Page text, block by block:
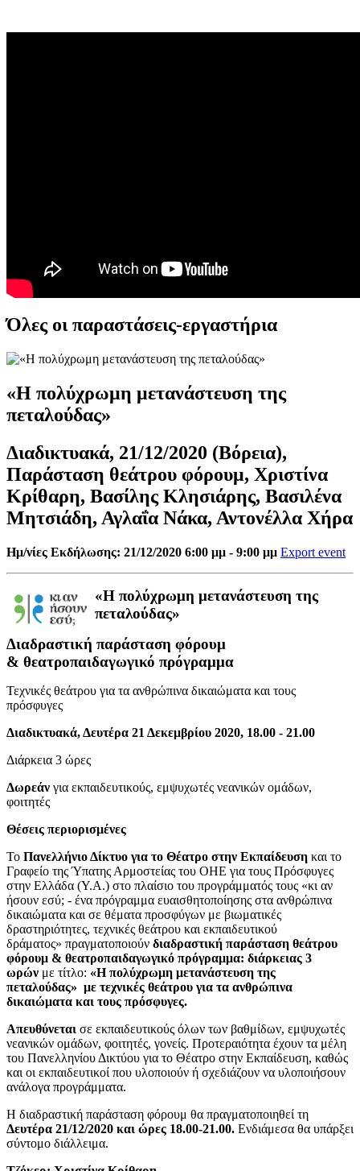
Όλες οι παραστάσεις-εργαστήρια
«Η πολύχρωμη μετανάστευση της
πεταλούδας»
Διαδικτυακά, 21/12/2020 (Βόρεια),
Παράσταση θεάτρου φόρουμ, Χριστίνα
Κρίθαρη, Βασίλης Κλησιάρης, Βασιλένα
Μητσιάδη, Αγλαΐα Νάκα, Αντονέλλα Χήρα
Ημ/νίες Εκδήλωσης: 21/12/2020 6:00 μμ - 9:00 μμ Export event
«Η πολύχρωμη μετανάστευση της
πεταλούδας»
Διαδραστική παράσταση φόρουμ
& θεατροπαιδαγωγικό πρόγραμμα
Τεχνικές θεάτρου για τα ανθρώπινα δικαιώματα και τους
πρόσφυγες
Διαδικτυακά, Δευτέρα 21 Δεκεμβρίου 2020, 18.00 - 21.00
Διάρκεια 3 ώρες
Δωρεάν για εκπαιδευτικούς, εμψυχωτές νεανικών ομάδων,
φοιτητές
Θέσεις περιορισμένες
Το Πανελλήνιο Δίκτυο για το Θέατρο στην Εκπαίδευση και το
Γραφείο της Ύπατης Αρμοστείας του ΟΗΕ για τους Πρόσφυγες
στην Ελλάδα (Υ.Α.) στο πλαίσιο του προγράμματός τους «κι αν
ήσουν εσύ; - ένα πρόγραμμα ευαισθητοποίησης στα ανθρώπινα
δικαιώματα και σε θέματα προσφύγων με βιωματικές
δραστηριότητες, τεχνικές θεάτρου και εκπαιδευτικού
δράματος» πραγματοποιούν διαδραστική παράσταση θεάτρου
φόρουμ & θεατροπαιδαγωγικό πρόγραμμα: διάρκειας 3
ωρών με τίτλο: «Η πολύχρωμη μετανάστευση της
πεταλούδας» με τεχνικές θεάτρου για τα ανθρώπινα
δικαιώματα και τους πρόσφυγες.
Απευθύνεται σε εκπαιδευτικούς όλων των βαθμίδων, εμψυχωτές
νεανικών ομάδων, φοιτητές, γονείς. Προτεραιότητα έχουν τα μέλη
του Πανελληνίου Δικτύου για το Θέατρο στην Εκπαίδευση, καθώς
και οι εκπαιδευτικοί που υλοποιούν ή σχεδιάζουν να υλοποιήσουν
ανάλογα προγράμματα.
Η διαδραστική παράσταση φόρουμ θα πραγματοποιηθεί τη
Δευτέρα 21/12/2020 και ώρες 18.00-21.00. Ενδιάμεσα θα υπάρξει
σύντομο διάλλειμα.